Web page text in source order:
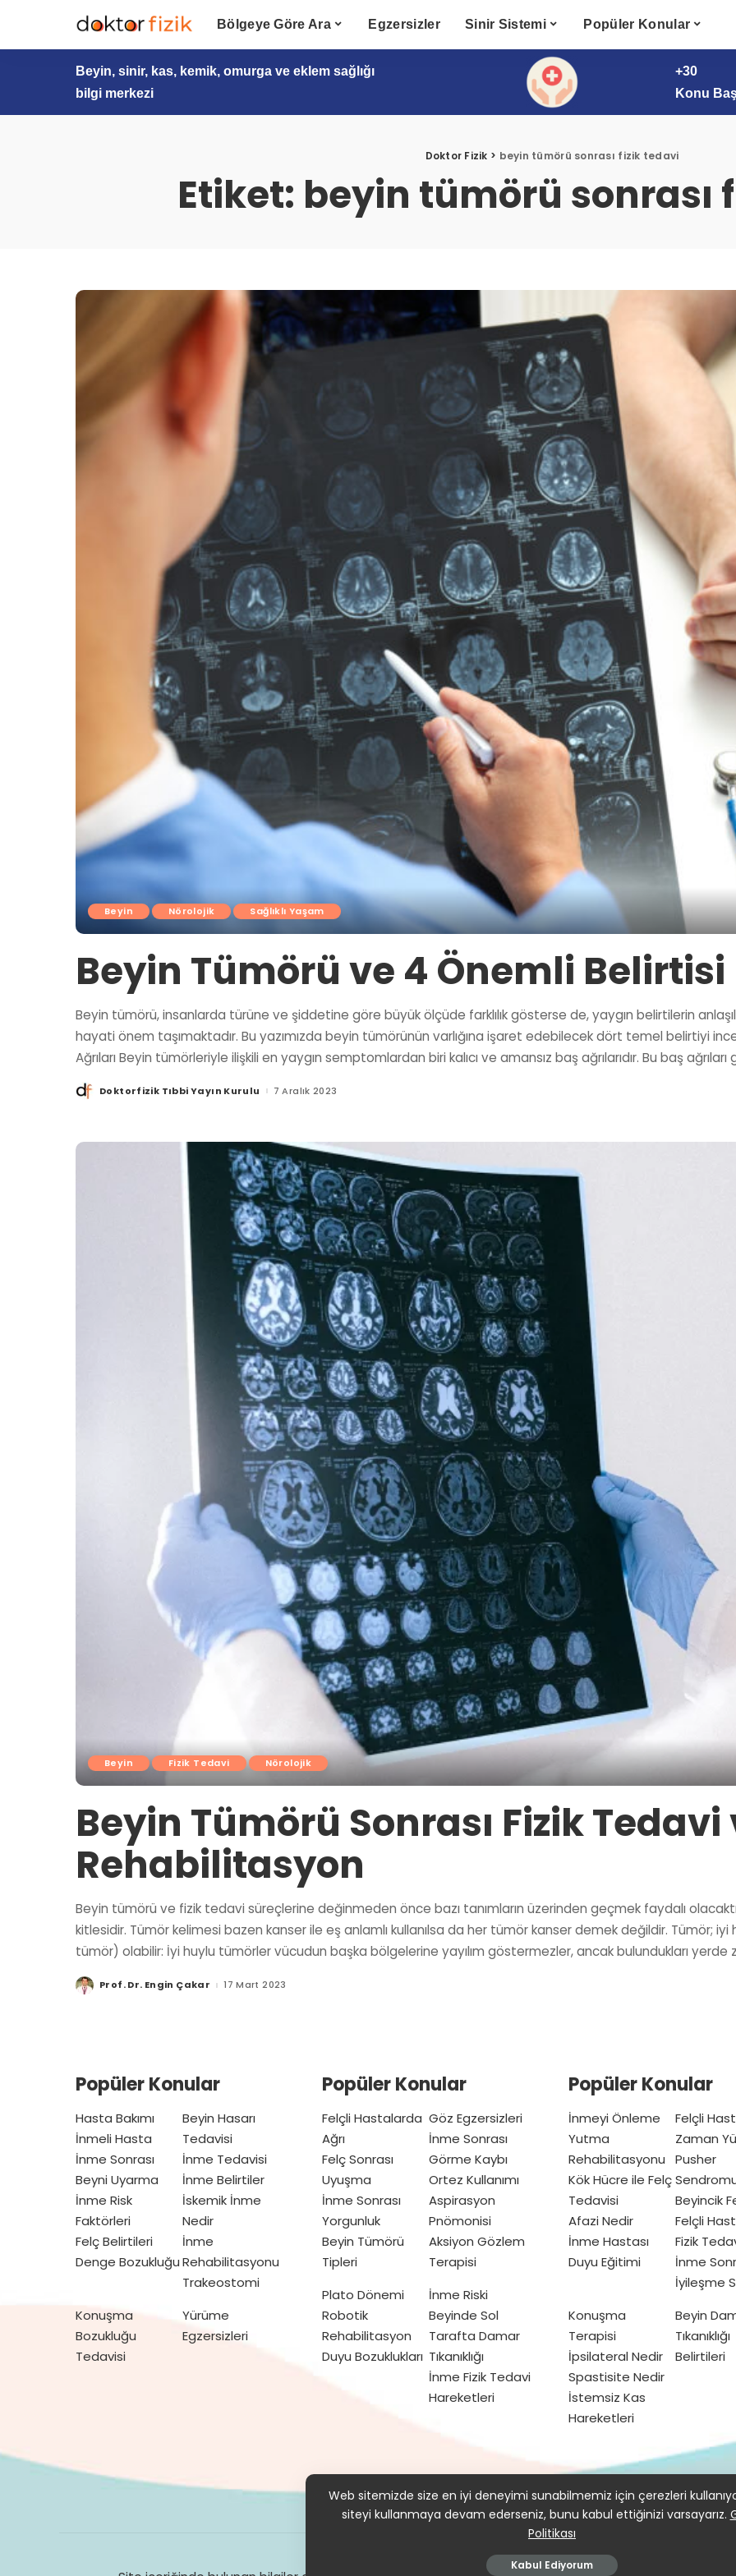
Bölgeye Göre Ara Egzersizler Sinir Sistemi Popüler Konular
Beyin, sinir, kas, kemik, omurga ve eklem sağlığı
bilgi merkezi
+30
Konu
Doktor Fizik > beyin tümörü sonrası fizik tedavi
Etiket: beyin tümörü sonrası
Beyin Nörolojik Sağlıklı Yaşam
Beyin Tümörü ve 4 Önemli Belirtisi
Beyin tümörü, insanlarda türüne ve şiddetine göre büyük ölçüde farklılık gösterse de, yaygın belirtilerin
hayati önem taşımaktadır. Bu yazımızda beyin tümörünün varlığına işaret edebilecek dört temel belirtiyi
Ağrıları Beyin tümörleriyle ilişkili en yaygın semptomlardan biri kalıcı ve amansız baş ağrılarıdır. Bu baş
Posted
by
Doktorfizik Tıbbi Yayın Kurulu 7 Aralık 2023
Beyin Fizik Tedavi Nörolojik
Beyin Tümörü Sonrası Fizik Tedavi
Rehabilitasyon
Beyin tümörü ve fizik tedavi süreçlerine değinmeden önce bazı tanımların üzerinden geçmek faydalı
kitlesidir. Tümör kelimesi bazen kanser ile eş anlamlı kullanılsa da her tümör kanser demek değildir. Tümör;
tümör) olabilir: İyi huylu tümörler vücudun başka bölgelerine yayılım göstermezler, ancak bulundukları
Posted
by
Prof. Dr. Engin Çakar 17 Mart 2023
Popüler Konular
Hasta Bakımı
İnmeli Hasta
İnme Sonrası
Beyni Uyarma
İnme Risk
Faktörleri
Felç Belirtileri
Denge Bozukluğu
Beyin Hasarı
Tedavisi
İnme Tedavisi
İnme Belirtiler
İskemik İnme
Nedir
İnme
Rehabilitasyonu
Trakeostomi
Konuşma
Bozukluğu
Tedavisi
Yürüme
Egzersizleri
Popüler Konular
Felçli Hastalarda
Ağrı
Felç Sonrası
Uyuşma
İnme Sonrası
Yorgunluk
Beyin Tümörü
Tipleri
Göz Egzersizleri
İnme Sonrası
Görme Kaybı
Ortez Kullanımı
Aspirasyon
Pnömonisi
Aksiyon Gözlem
Terapisi
Plato Dönemi
Robotik
Rehabilitasyon
Duyu Bozuklukları
İnme Riski
Beyinde Sol
Tarafta Damar
Tıkanıklığı
İnme Fizik Tedavi
Hareketleri
Popüler Konular
İnmeyi Önleme
Yutma
Rehabilitasyonu
Kök Hücre ile Felç
Tedavisi
Afazi Nedir
İnme Hastası
Duyu Eğitimi
Felçli
Zaman
Pusher
Beyincik
Felçli
Fizik
İnme
İyileşme
Konuşma
Terapisi
İpsilateral Nedir
Spastisite Nedir
İstemsiz Kas
Hareketleri
Beyin
Tıkanıklığı
Belirtileri
Hakkımızda Gizlilik Politikası ve Kullanım Koşulları
© 2016–2021 doktorfizik
Web sitemizde size en iyi deneyimi sunabilmemiz için çerezleri
siteyi kullanmaya devam ederseniz, bunu kabul ettiğinizi varsayarız.
Politikası
Kabul Ediyorum